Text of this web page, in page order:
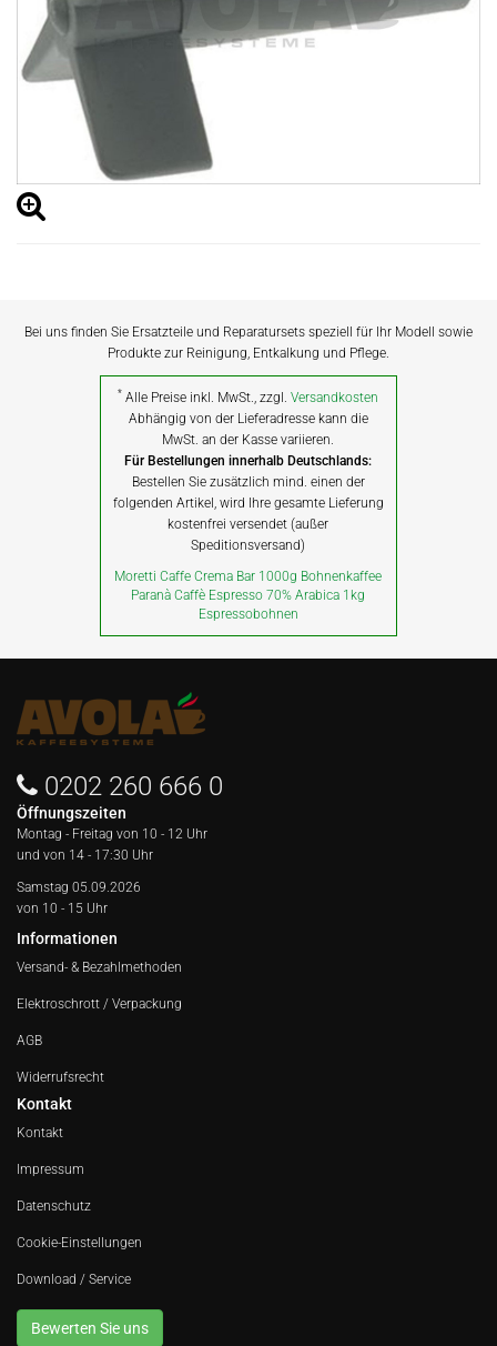
Bei uns finden Sie Ersatzteile und Reparatursets speziell für Ihr Modell sowie
Produkte zur Reinigung, Entkalkung und Pflege.
* Alle Preise inkl. MwSt., zzgl.Versandkosten
Abhängig von der Lieferadresse kann die
MwSt. an der Kasse variieren.
Für Bestellungen innerhalb Deutschlands:
Bestellen Sie zusätzlich mind. einen der
folgenden Artikel, wird Ihre gesamte Lieferung
kostenfrei versendet (außer
Speditionsversand)
Moretti Caffe Crema Bar 1000g Bohnenkaffee
Paranà Caffè Espresso 70% Arabica 1kg
Espressobohnen
0202 260 666 0
Öffnungszeiten
Montag - Freitag von 10 - 12 Uhr
und von 14 - 17:30 Uhr
Samstag 05.09.2026
von 10 - 15 Uhr
Informationen
Versand- & Bezahlmethoden
Elektroschrott / Verpackung
AGB
Widerrufsrecht
Kontakt
Kontakt
Impressum
Datenschutz
Cookie-Einstellungen
Download / Service
Bewerten Sie uns